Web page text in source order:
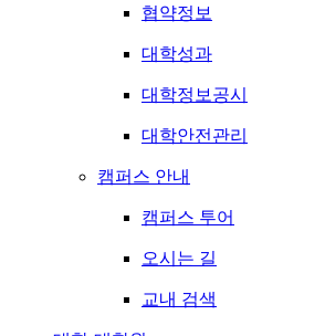
협약정보
대학성과
대학정보공시
대학안전관리
캠퍼스 안내
캠퍼스 투어
오시는 길
교내 검색